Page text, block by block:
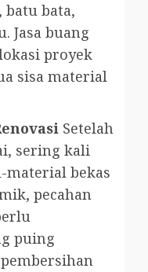
batu bata,
Jasa buang
proyek
sisa material
Setelah
sering kali
bekas
pecahan
puing